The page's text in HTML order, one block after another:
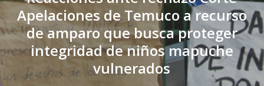
Apelaciones de Temuco a recurso
de amparo que busca proteger
integridad de niños mapuche
vulnerados